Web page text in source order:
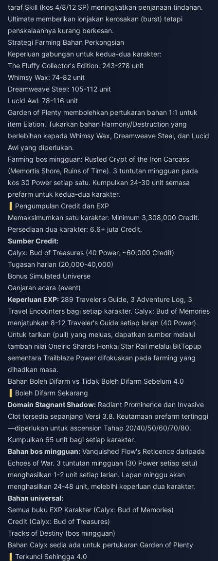
taraf Skill (kos 4/8/12 SP) meningkatkan penjanaan tindanan.
Ultimate memberikan lonjakan kerosakan (burst) tetapi
penskalaannya kurang berkesan.
Strategi Farming Bahan Perkongsian
Keperluan gabungan untuk kedua-dua karakter:
The Fluffy Collector's Edition: 243-278 unit
Whimsy Wax: 74-82 unit
Dreamweave Steel: 105-112 unit
Lucid Awl: 78-116 unit
Garden of Plenty membolehkan pertukaran bahan 1:1 untuk
item Elation. Tukarkan bahan Harmony/Destruction yang
berlebihan kepada Whimsy Wax, Dreamweave Steel, dan Lucid
Awl yang diperlukan.
Farming bos mingguan: Rusted Crypt of the Iron Carcass
(Memortis Shore, Ruins of Time). 3 tuntutan mingguan pada
kos 30 Power setiap satu. Kumpulkan 24-30 unit semasa
prefarm untuk kedua-dua karakter.
Pengumpulan Credit dan EXP
Memaksimumkan satu karakter: Minimum 3,308,000 Credit.
Persediaan dua karakter: 6.6+ juta Credit.
Sumber Credit:
Calyx: Bud of Treasures (40 Power, ~60,000 Credit)
Tugasan harian (20,000-40,000)
Bonus Simulated Universe
Ganjaran acara (event)
Keperluan EXP: 289 Traveler's Guide, 3 Adventure Log, 3
Travel Encounters bagi setiap karakter. Calyx: Bud of Memories
menjatuhkan 8-12 Traveler's Guide setiap larian (40 Power).
Untuk tarikan (pull) yang meluas, dapatkan sumber melalui
tambah nilai Oneiric Shards Honkai Star Rail melalui BitTopup
sementara Trailblaze Power difokuskan pada farming yang
dihadkan masa.
Bahan Boleh Difarm vs Tidak Boleh Difarm Sebelum 4.0
Boleh Difarm Sekarang
Domain Stagnant Shadow: Radiant Prominence dan Invasive
Clot tersedia sepanjang Versi 3.8. Keutamaan prefarm tertinggi
—diperlukan untuk ascension Tahap 20/40/50/60/70/80.
Kumpulkan 65 unit bagi setiap karakter.
Bahan bos mingguan: Vanquished Flow's Reticence daripada
Echoes of War. 3 tuntutan mingguan (30 Power setiap satu)
menghasilkan 1-2 unit setiap larian. Lapan minggu akan
menghasilkan 24-48 unit, melebihi keperluan dua karakter.
Bahan universal:
Semua buku EXP Karakter (Calyx: Bud of Memories)
Credit (Calyx: Bud of Treasures)
Tracks of Destiny (bos mingguan)
Bahan Calyx sedia ada untuk pertukaran Garden of Plenty
Terkunci Sehingga 4.0